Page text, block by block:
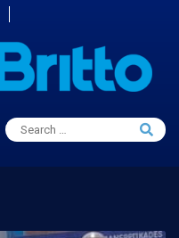
Search
for:
Search